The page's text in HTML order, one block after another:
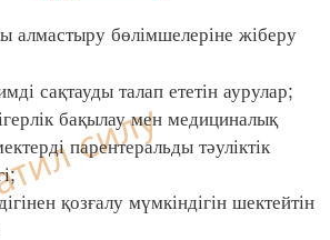
бөлімшелеріне жіберу
сақтауды талап ететін аурулар;
бақылау мен медициналық
парентеральды тәуліктік
қозғалу мүмкіндігін шектейтін